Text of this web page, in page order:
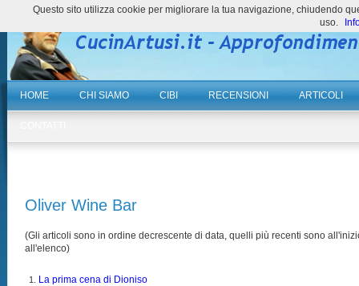
HOME CHI SIAMO CIBI RECENSIONI ARTICOLI
Oliver Wine Bar
(Gli articoli sono in ordine decrescente di data, quelli più recenti sono
all'elenco)
1. La prima cena di Dioniso
Questo sito utilizza cookie per migliorare la tua navigazione, chiudendo
uso.